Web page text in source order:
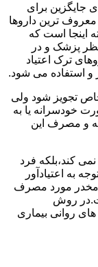
جایگزین برای
ترین داروها
اینجا است که
پزشک و در
ترک اعتیاد
و استفاده می شود.
تجویز شود ولی
خودسرانه یا به
و مصرف این
کند،بلکه فرد
به اعتیادآور
مخدر مورد مصرف
روش
روانی بیماری